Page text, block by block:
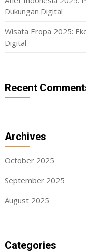
Dukungan Digital
Wisata Eropa 2025:
Digital
Recent
Archives
October 2025
September 2025
August 2025
Categories